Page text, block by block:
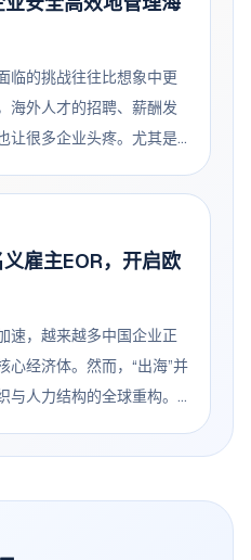
临的挑战往往比想象中更
海外人才的招聘、薪酬发
让很多企业头疼。尤其是
境。这时候，
，名义雇主）服务商便成
在海外轻松雇佣人才、合
。 合规用工：让企业无忧
雇主EOR，开启欧
速，越来越多中国企业正
心经济体。然而，“出海”并
人力结构的全球重构。
在众多出海企业面前的第